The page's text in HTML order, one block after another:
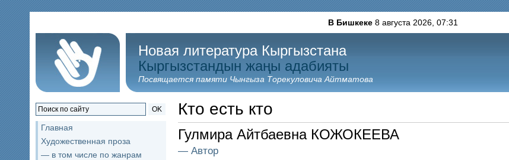
В Бишкеке8 августа 2026, 07:31
Новая литература Кыргызстана
Кыргызстандын жаңы адабияты
Посвящается памяти Чынгыза Торекуловича Айтматова
OK
Главная
Художественная проза
— в том числе по жанрам
Кто есть кто
Гулмира Айтбаевна КОЖОКЕЕВА
— Автор